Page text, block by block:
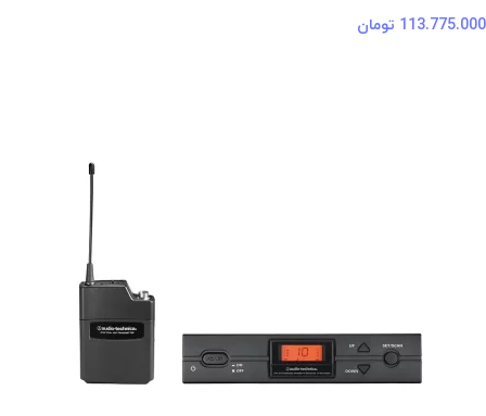
113.775.000 تومان